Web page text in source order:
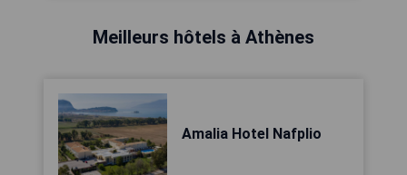
Meilleurs hôtels à Athènes
Amalia Hotel Nafplio